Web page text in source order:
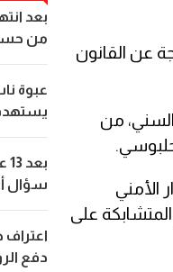
عن القانون
من
الأمني
على
بعد
من
عبوة
سؤال
دفع